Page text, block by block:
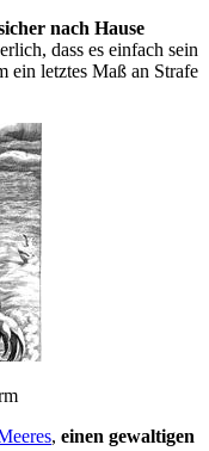
nach Hause
dass es einfach sein
ein letztes Maß an Strafe
, einen gewaltigen